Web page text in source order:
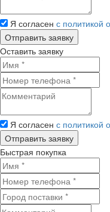
Я согласен с политикой
Оставить заявку
Я согласен с политикой
Быстрая покупка